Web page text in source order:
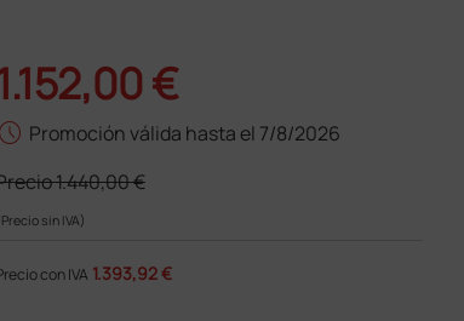
€
schedule Promoción válida hasta el 7/8/2026
1.440,00 €
sin IVA)
con IVA 1.393,92 €